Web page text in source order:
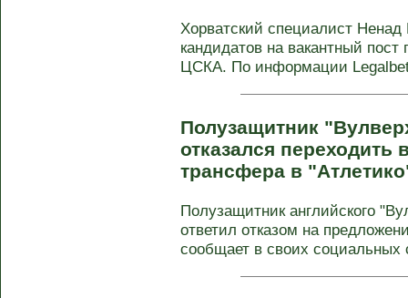
Хорватский специалист
кандидатов на вакантный пост
ЦСКА. По информации
Полузащитник
отказался переходить
трансфера в
Полузащитник английского
ответил отказом на
сообщает в своих социальных